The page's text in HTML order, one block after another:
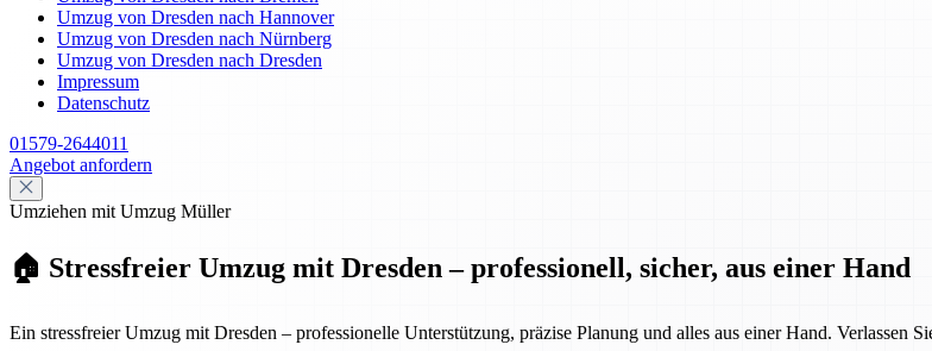
Umzug von Dresden nach Hannover
Umzug von Dresden nach Nürnberg
Umzug von Dresden nach Dresden
Impressum
Datenschutz
01579-2644011
Angebot anfordern
Umziehen mit Umzug Müller
🏠 Stressfreier Umzug mit Dresden – professionell, sicher, aus einer Hand
Ein stressfreier Umzug mit Dresden – professionelle Unterstützung, präzise Planung und alles aus einer Hand. Verlassen